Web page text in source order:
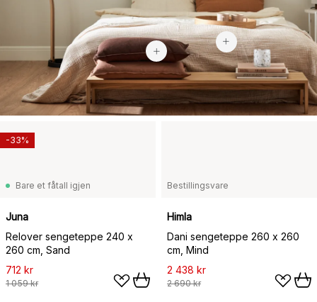
349 kr
1 694 kr
Bare et fåtall igjen
Juna
Relover sengeteppe 240 x
260 cm, Sand
712 kr
1 059 kr
-33%
Bestillingsvare
Himla
Dani sengeteppe 260 x 260
cm, Mind
2 438 kr
2 690 kr